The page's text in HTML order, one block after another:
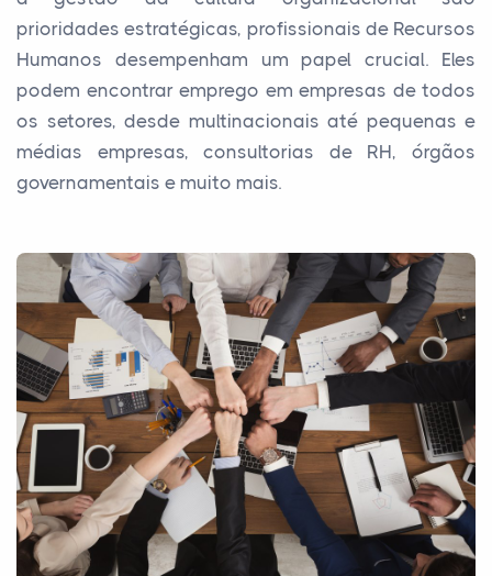
prioridades estratégicas, profissionais de Recursos
Humanos desempenham um papel crucial. Eles
podem encontrar emprego em empresas de todos
os setores, desde multinacionais até pequenas e
médias empresas, consultorias de RH, órgãos
governamentais e muito mais.